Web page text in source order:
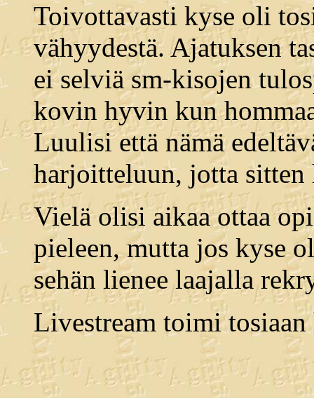
Toivottavasti kyse oli
vähyydestä. Ajatuksen
ei selviä sm-kisojen
kovin hyvin kun
Luulisi että nämä
harjoitteluun, jotta
Vielä olisi aikaa ottaa
pieleen, mutta jos kyse
sehän lienee laajalla
Livestream toimi